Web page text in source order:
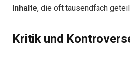
Inhalte, die oft tausendfach
Kritik und